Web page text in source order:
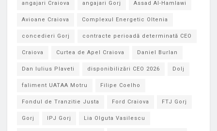
angajari Craiova angajari Gorj Assad Al-Hamlawi
Avioane Craiova Complexul Energetic Oltenia
concedieri Gorj contracte perioadă determinată CEO
Craiova Curtea de Apel Craiova Daniel Burlan
Dan Iulius Plaveti disponibilizări CEO 2026 Dolj
faliment UATAA Motru Filipe Coelho
Fondul de Tranzitie Justa Ford Craiova FTJ Gorj
Gorj IPJ Gorj Lia Olguta Vasilescu